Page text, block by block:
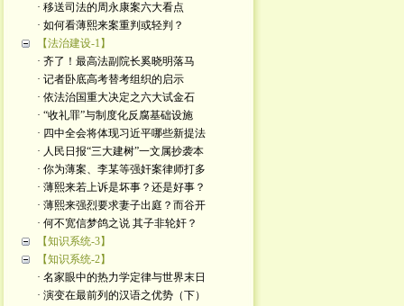
· 移送司法的周永康案六大看点
· 如何看薄熙来案重判或轻判？
【法治建设-1】
· 齐了！最高法副院长奚晓明落马
· 记者卧底高考替考组织的启示
· 依法治国重大决定之六大试金石
· “收礼罪”与制度化反腐基础设施
· 四中全会将体现习近平哪些新提法
· 人民日报“三大建树”一文属抄袭本
· 你为薄案、李某等强奸案律师打多
· 薄熙来若上诉是坏事？还是好事？
· 薄熙来强烈要求妻子出庭？而谷开
· 何不宽信梦鸽之说 其子非轮奸？
【知识系统-3】
【知识系统-2】
· 名家眼中的热力学定律与世界末日
· 演变在最前列的汉语之优势（下）